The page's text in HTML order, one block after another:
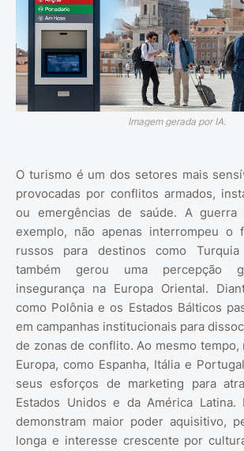
Imagem gerada por IA.
O turismo é um dos setores mais
provocadas por conflitos armados,
ou emergências de saúde. A guerra
exemplo, não apenas interrompeu o
russos para destinos como
também gerou uma percepção
insegurança na Europa Oriental.
como Polônia e os Estados Bálticos
em campanhas institucionais para
de zonas de conflito. Ao mesmo tempo,
Europa, como Espanha, Itália e
seus esforços de marketing para
Estados Unidos e da América Latina.
demonstram maior poder aquisitivo,
longa e interesse crescente por